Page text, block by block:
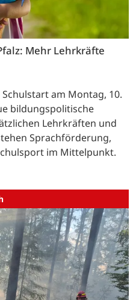
Mehr Lehrkräfte
am Montag, 10.
bildungspolitische
Lehrkräften und
Sprachförderung,
im Mittelpunkt.